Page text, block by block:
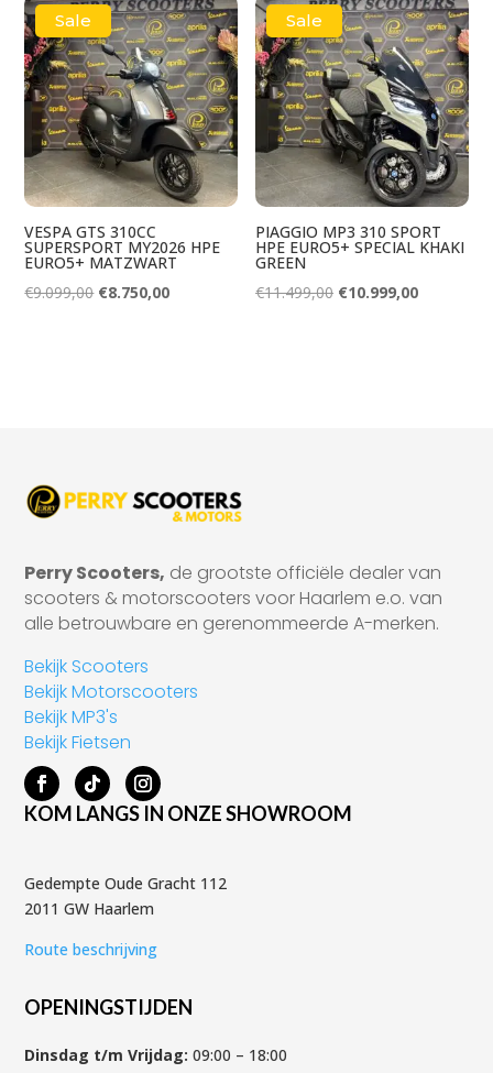
€11.848,00.€11.250,00.
Sale
VESPA GTS 310CC
SUPERSPORT MY2026 HPE
EURO5+ MATZWART
€9.099,00 Oorspronkelijke
€8.750,00Huidige
Sale
PIAGGIO MP3 310 SPORT
HPE EURO5+ SPECIAL KHAKI
GREEN
€11.499,00 Oorspronkelijke
€10.999,00Huidige
Perry Scooters, de grootste officiële dealer van
scooters & motorscooters voor Haarlem e.o. van
alle betrouwbare en gerenommeerde A-merken.
Bekijk Scooters
Bekijk Motorscooters
Bekijk MP3's
Bekijk Fietsen
KOM LANGS IN ONZE SHOWROOM
Gedempte Oude Gracht 112
2011 GW Haarlem
Route beschrijving
OPENINGSTIJDEN
Dinsdag t/m Vrijdag: 09:00 – 18:00